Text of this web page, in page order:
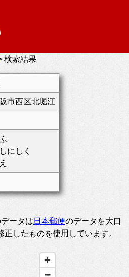
検索結果
市西区北堀江
にしく
ータは日本郵便のデータを大口
したものを使用しています。